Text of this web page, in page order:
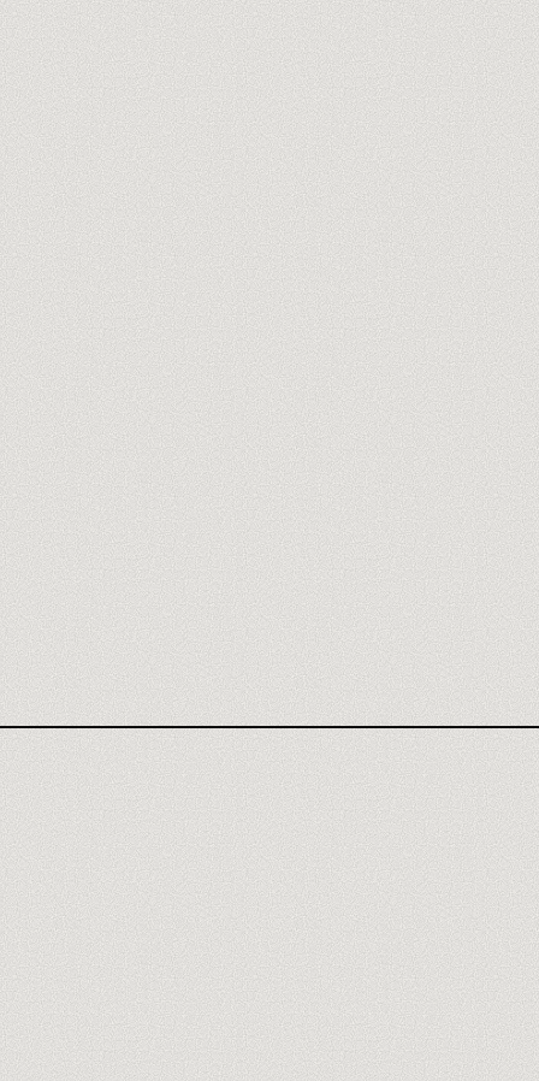
CURSO CLAUDE RESEÑA CLAUDE AGENTES IA
SEO IA GEO LLM AUTOMATIZACIÓN